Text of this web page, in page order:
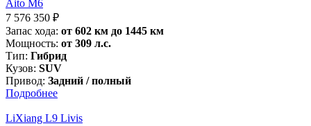
Аito M6
7 576 350 ₽
Запас хода: от 602 км до 1445 км
Мощность: от 309 л.с.
Тип: Гибрид
Кузов: SUV
Привод: Задний / полный
Подробнее
LiXiang L9 Livis